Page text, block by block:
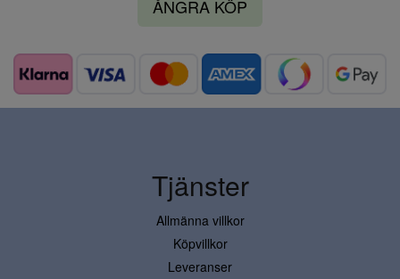
ÅNGRA KÖP
Tjänster
Allmänna villkor
Köpvillkor
Leveranser